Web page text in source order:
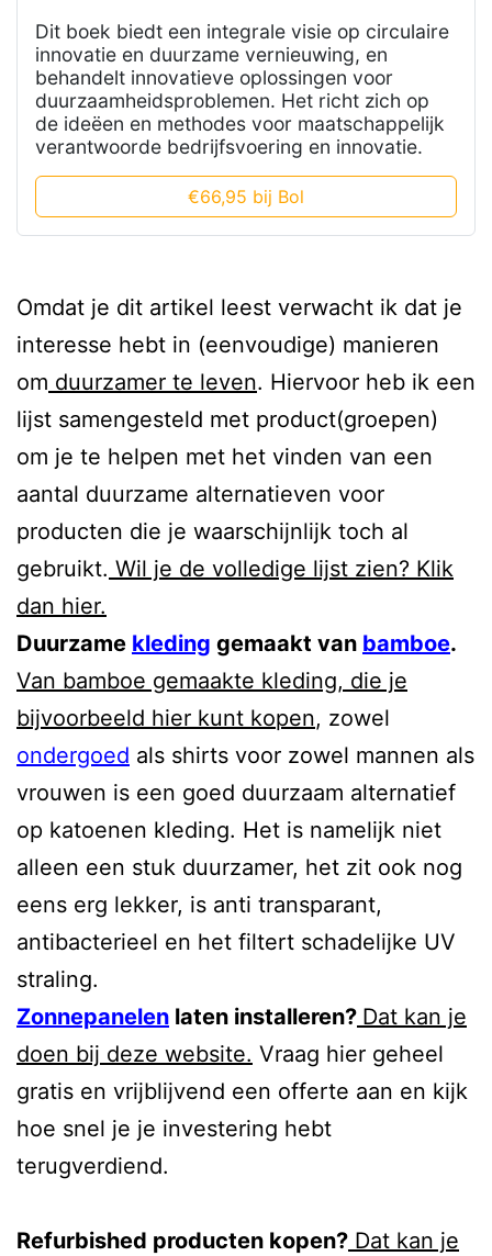
Dit boek biedt een integrale visie op circulaire
innovatie en duurzame vernieuwing, en
behandelt innovatieve oplossingen voor
duurzaamheidsproblemen. Het richt zich op
de ideëen en methodes voor maatschappelijk
verantwoorde bedrijfsvoering en innovatie.
€66,95 bij Bol
Omdat je dit artikel leest verwacht ik dat je
interesse hebt in (eenvoudige) manieren
om duurzamer te leven. Hiervoor heb ik een
lijst samengesteld met product(groepen)
om je te helpen met het vinden van een
aantal duurzame alternatieven voor
producten die je waarschijnlijk toch al
gebruikt. Wil je de volledige lijst zien? Klik
dan hier.
Duurzame kleding gemaakt van bamboe.
Van bamboe gemaakte kleding, die je
bijvoorbeeld hier kunt kopen, zowel
ondergoed als shirts voor zowel mannen als
vrouwen is een goed duurzaam alternatief
op katoenen kleding. Het is namelijk niet
alleen een stuk duurzamer, het zit ook nog
eens erg lekker, is anti transparant,
antibacterieel en het filtert schadelijke UV
straling.
Zonnepanelen laten installeren? Dat kan je
doen bij deze website. Vraag hier geheel
gratis en vrijblijvend een offerte aan en kijk
hoe snel je je investering hebt
terugverdiend.
Refurbished producten kopen? Dat kan je